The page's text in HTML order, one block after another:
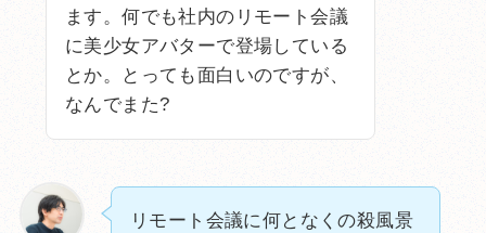
ます。何でも社内のリモート会議
に美少女アバターで登場している
とか。とっても面白いのですが、
なんでまた?
リモート会議に何となくの殺風景